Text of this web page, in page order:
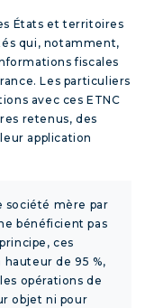
États et territoires
qui, notamment,
fiscales
Les particuliers
avec ces ETNC
retenus, des
application
société mère par
bénéficient pas
ces
de 95 %,
opérations de
objet ni pour